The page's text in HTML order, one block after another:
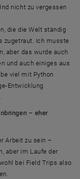
nicht zu vergessen
die die Welt ständig
zugetraut. Ich musste
aber das wurde auch
und auch einiges aus
viel mit Python
Entwicklung
– eher
Arbeit zu sein –
aber im Laufe der
bei Field Trips also